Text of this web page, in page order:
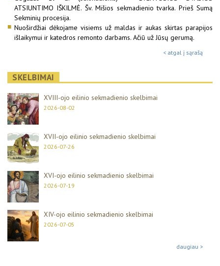
ATSIUNTIMO IŠKILMĖ. Šv. Mišios sekmadienio tvarka. Prieš Sumą
Sekminių procesija.
Nuoširdžiai dėkojame visiems už maldas ir aukas skirtas parapijos
išlaikymui ir katedros remonto darbams. Ačiū už Jūsų gerumą.
< atgal į sąrašą
SKELBIMAI
XVIII-ojo eilinio sekmadienio skelbimai
2026-08-02
XVII-ojo eilinio sekmadienio skelbimai
2026-07-26
XVI-ojo eilinio sekmadienio skelbimai
2026-07-19
XIV-ojo eilinio sekmadienio skelbimai
2026-07-05
daugiau >